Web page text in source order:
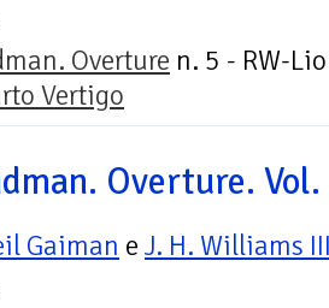
Overture n. 5 - RW-
Vertigo
Overture.
Gaiman e J. H. Williams